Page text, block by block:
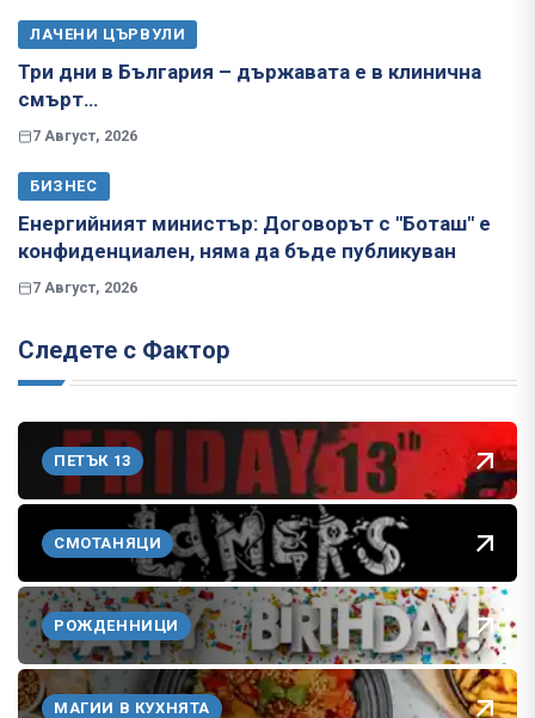
ЛАЧЕНИ ЦЪРВУЛИ
Три дни в България – държавата е в клинична
смърт…
7 Август, 2026
БИЗНЕС
Енергийният министър: Договорът с "Боташ" е
конфиденциален, няма да бъде публикуван
7 Август, 2026
Следете с Фактор
ПЕТЪК 13
СМОТАНЯЦИ
РОЖДЕННИЦИ
МАГИИ В КУХНЯТА